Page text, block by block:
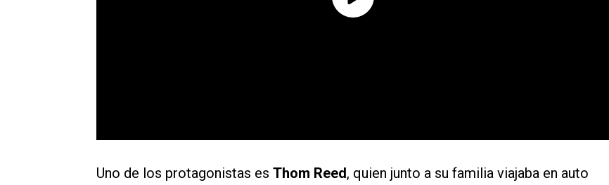
Uno de los protagonistas es Thom Reed, quien junto a su familia viajaba en auto